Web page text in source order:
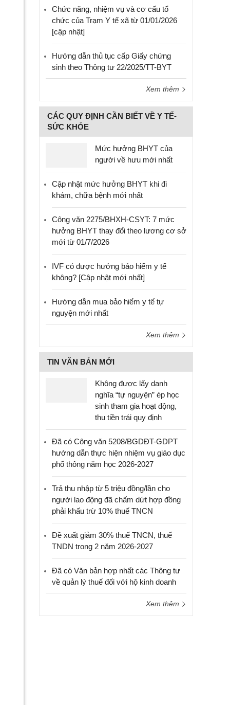
Chức năng, nhiệm vụ và cơ cấu tổ
chức của Trạm Y tế xã từ 01/01/2026
[cập nhật]
Hướng dẫn thủ tục cấp Giấy chứng
sinh theo Thông tư 22/2025/TT-BYT
Xem thêm
CÁC QUY ĐỊNH CẦN BIẾT VỀ Y TẾ-
SỨC KHỎE
Mức hưởng BHYT của
người về hưu mới nhất
Cập nhật mức hưởng BHYT khi đi
khám, chữa bệnh mới nhất
Công văn 2275/BHXH-CSYT: 7 mức
hưởng BHYT thay đổi theo lương cơ sở
mới từ 01/7/2026
IVF có được hưởng bảo hiểm y tế
không? [Cập nhật mới nhất]
Hướng dẫn mua bảo hiểm y tế tự
nguyện mới nhất
Xem thêm
TIN VĂN BẢN MỚI
Không được lấy danh
nghĩa “tự nguyện” ép học
sinh tham gia hoạt động,
thu tiền trái quy định
Đã có Công văn 5208/BGDĐT-GDPT
hướng dẫn thực hiện nhiệm vụ giáo dục
phổ thông năm học 2026-2027
Trả thu nhập từ 5 triệu đồng/lần cho
người lao động đã chấm dứt hợp đồng
phải khấu trừ 10% thuế TNCN
Đề xuất giảm 30% thuế TNCN, thuế
TNDN trong 2 năm 2026-2027
Đã có Văn bản hợp nhất các Thông tư
về quản lý thuế đối với hộ kinh doanh
Xem thêm